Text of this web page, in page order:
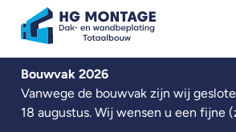
Bouwvak 2026
Vanwege de bouwvak zijn wij
18 augustus. Wij wensen u een fijne
Over ons
Kennisbank